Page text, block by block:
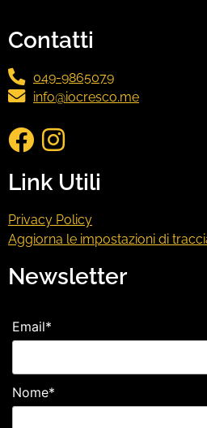
Contatti
049-9865079
info@iocresco.me
Link Utili
Privacy Policy
Aggiorna le impostazioni di
Newsletter
Email*
Nome*